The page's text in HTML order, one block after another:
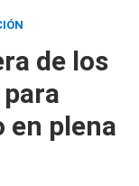
de los
en plena